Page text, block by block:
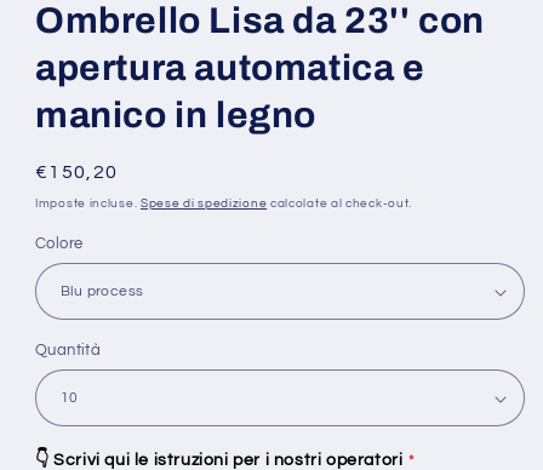
Ombrello Lisa da 23'' con
apertura automatica e
manico in legno
Prezzo
di
€150,20
Imposte incluse. Spese di spedizione calcolate al check-out.
Colore
Quantità
👇 Scrivi qui le istruzioni per i nostri operatori